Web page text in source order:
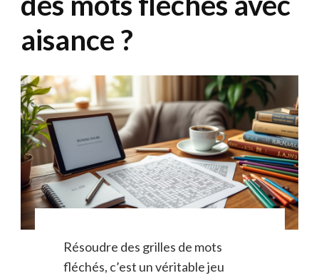
aisance ?
Résoudre des grilles de mots
fléchés, c’est un véritable jeu